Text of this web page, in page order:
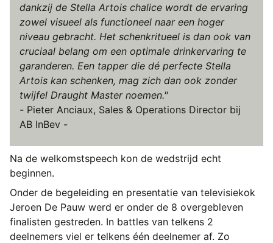
dankzij de Stella Artois chalice wordt de ervaring
zowel visueel als functioneel naar een hoger
niveau gebracht. Het schenkritueel is dan ook van
cruciaal belang om een optimale drinkervaring te
garanderen. Een tapper die dé perfecte Stella
Artois kan schenken, mag zich dan ook zonder
twijfel Draught Master noemen."
- Pieter Anciaux, Sales & Operations Director bij
AB InBev -
Na de welkomstspeech kon de wedstrijd echt
beginnen.
Onder de begeleiding en presentatie van televisiekok
Jeroen De Pauw werd er onder de 8 overgebleven
finalisten gestreden. In battles van telkens 2
deelnemers viel er telkens één deelnemer af. Zo